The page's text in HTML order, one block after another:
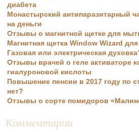
диабета
Монастырский антипаразитарный
на деньги
Отзывы о магнитной щетке для
Магнитная щетка Window Wizard
Газовая или электрическая
Отзывы врачей о геле активаторе
гиалуроновой кислоты
Повышение пенсии в 2017 году по
нет?
Отзывы о сорте помидоров
Комментарии